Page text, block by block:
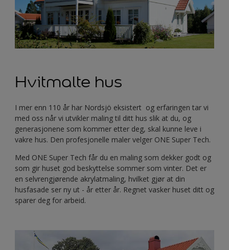
Hvitmalte hus
I mer enn 110 år har Nordsjö eksistert og erfaringen tar vi
med oss når vi utvikler maling til ditt hus slik at du, og
generasjonene som kommer etter deg, skal kunne leve i
vakre hus. Den profesjonelle maler velger ONE Super Tech.
Med ONE Super Tech får du en maling som dekker godt og
som gir huset god beskyttelse sommer som vinter. Det er
en selvrengjørende akrylatmaling, hvilket gjør at din
husfasade ser ny ut - år etter år. Regnet vasker huset ditt og
sparer deg for arbeid.